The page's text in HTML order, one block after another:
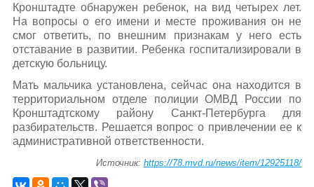
Кронштадте обнаружен ребенок, на вид четырех лет.
На вопросы о его имени и месте проживания он не
смог ответить, по внешним признакам у него есть
отставание в развитии. Ребенка госпитализировали в
детскую больницу.
Мать мальчика установлена, сейчас она находится в
территориальном отделе полиции ОМВД России по
Кронштадтскому району Санкт-Петербурга для
разбирательств. Решается вопрос о привлечении ее к
административной ответственности.
Источник:https://78.mvd.ru/news/item/12925118/